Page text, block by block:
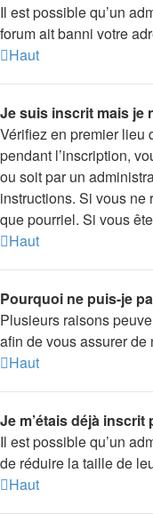
Il est possible qu’un
forum ait banni votre
Haut
Je suis inscrit mais je
Vérifiez en premier lieu
pendant l’inscription,
ou soit par un
instructions. Si vous
que pourriel. Si vous
Haut
Pourquoi ne puis-je
Plusieurs raisons
afin de vous assurer
Haut
Je m’étais déjà
Il est possible qu’un
de réduire la taille de
Haut